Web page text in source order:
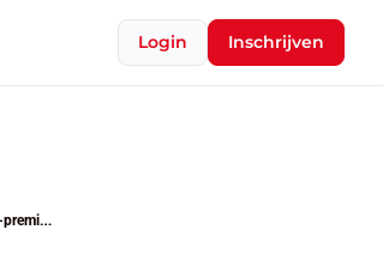
Login Inschrijven
Race tussen De Croo en de Moor om topjob bij VN: Arizona verplicht om die laatste te steunen, maar in stilte dicht men de ex-premier veel meer kans toe